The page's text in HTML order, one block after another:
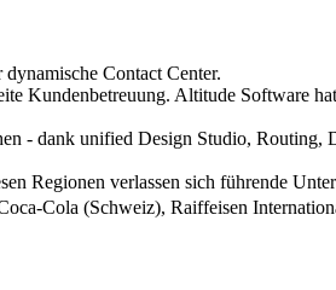
Contact Center.
Kundenbetreuung. Altitude Software
- dank unified Design Studio, Routing,
Regionen verlassen sich führende
Cola (Schweiz), Raiffeisen